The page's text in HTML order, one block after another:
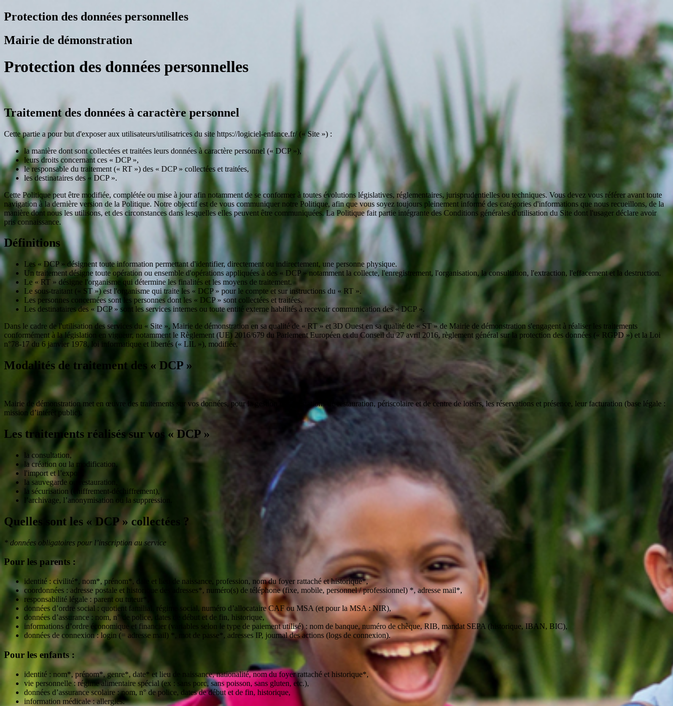
Protection des données personnelles
Mairie de démonstration
Protection des données personnelles
Traitement des données à caractère personnel
Cette partie a pour but d'exposer aux utilisateurs/utilisatrices du site https://logiciel-enfance.fr/ (« Site ») :
la manière dont sont collectées et traitées leurs données à caractère personnel (« DCP »),
leurs droits concernant ces « DCP »,
le responsable du traitement (« RT ») des « DCP » collectées et traitées,
les destinataires des « DCP ».
Cette Politique peut être modifiée, complétée ou mise à jour afin notamment de se conformer à toutes évolutions législatives, réglementaires, jurisprudentielles ou techniques. Vous devez vous référer avant toute
navigation à la dernière version de la Politique. Notre objectif est de vous communiquer notre Politique, afin que vous soyez toujours pleinement informé des catégories d'informations que nous recueillons, de la
manière dont nous les utilisons, et des circonstances dans lesquelles elles peuvent être communiquées. La Politique fait partie intégrante des Conditions générales d'utilisation du Site dont l'usager déclare avoir
pris connaissance.
Définitions
Les « DCP » désignent toute information permettant d'identifier, directement ou indirectement, une personne physique.
Un traitement désigne toute opération ou ensemble d'opérations appliquées à des « DCP » notamment la collecte, l'enregistrement, l'organisation, la consultation, l'extraction, l'effacement et la destruction.
Le « RT » désigne l'organisme qui détermine les finalités et les moyens de traitement.
Le sous-traitant (« ST ») est l'organisme qui traite les « DCP » pour le compte et sur instructions du « RT ».
Les personnes concernées sont les personnes dont les « DCP » sont collectées et traitées.
Les destinataires des « DCP » sont les services internes ou toute entité externe habilités à recevoir communication des « DCP ».
Dans le cadre de l'utilisation des services du « Site », Mairie de démonstration en sa qualité de « RT » et 3D Ouest en sa qualité de « ST » de Mairie de démonstration s'engagent à réaliser les traitements
conformément à la législation en vigueur, notamment le Règlement (UE) 2016/679 du Parlement Européen et du Conseil du 27 avril 2016, règlement général sur la protection des données (« RGPD ») et la Loi
n°78-17 du 6 janvier 1978, loi informatique et libertés (« LIL »), modifiée.
Modalités de traitement des « DCP »
Mairie de démonstration met en œuvre des traitements sur vos données, pour la gestion des prestations de restauration, périscolaire et de centre de loisirs, les réservations et présence, leur facturation (base légale :
mission d’intérêt public).
Les traitements réalisés sur vos « DCP »
la consultation,
la création ou la modification,
l'import et l’export,
la sauvegarde ou restauration,
la sécurisation (chiffrement-déchiffrement),
l’archivage, l’anonymisation ou la suppression.
Quelles sont les « DCP » collectées ?
* données obligatoires pour l’inscription au service
Pour les parents :
identité : civilité*, nom*, prénom*, date et lieu de naissance, profession, nom du foyer rattaché et historique*,
coordonnées : adresse postale et historique des adresses*, numéro(s) de téléphone (fixe, mobile, personnel / professionnel) *, adresse mail*,
responsabilité légale : parent ou tuteur*,
données d’ordre social : quotient familial, régime social, numéro d’allocataire CAF ou MSA (et pour la MSA : NIR),
données d’assurance : nom, n° de police, dates de début et de fin, historique,
informations d’ordre économique et financier (variables selon le type de paiement utilisé) : nom de banque, numéro de chèque, RIB, mandat SEPA (historique, IBAN, BIC),
données de connexion : login (= adresse mail) *, mot de passe*, adresses IP, journal des actions (logs de connexion).
Pour les enfants :
identité : nom*, prénom*, genre*, date* et lieu de naissance, nationalité, nom du foyer rattaché et historique*,
vie personnelle : régime alimentaire spécial (ex : sans porc, sans poisson, sans gluten, etc.),
données d’assurance scolaire : nom, n° de police, dates de début et de fin, historique,
information médicale : allergies.